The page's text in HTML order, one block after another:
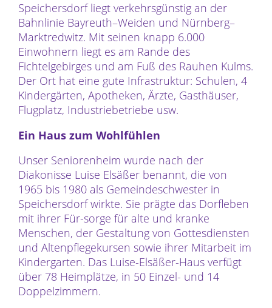
Speichersdorf liegt verkehrsgünstig an der
Bahnlinie Bayreuth–Weiden und Nürnberg–
Marktredwitz. Mit seinen knapp 6.000
Einwohnern liegt es am Rande des
Fichtelgebirges und am Fuß des Rauhen Kulms.
Der Ort hat eine gute Infrastruktur: Schulen, 4
Kindergärten, Apotheken, Ärzte, Gasthäuser,
Flugplatz, Industriebetriebe usw.
Ein Haus zum Wohlfühlen
Unser Seniorenheim wurde nach der
Diakonisse Luise Elsäßer benannt, die von
1965 bis 1980 als Gemeindeschwester in
Speichersdorf wirkte. Sie prägte das Dorfleben
mit ihrer Für-sorge für alte und kranke
Menschen, der Gestaltung von Gottesdiensten
und Altenpflegekursen sowie ihrer Mitarbeit im
Kindergarten. Das Luise-Elsäßer-Haus verfügt
über 78 Heimplätze, in 50 Einzel- und 14
Doppelzimmern.